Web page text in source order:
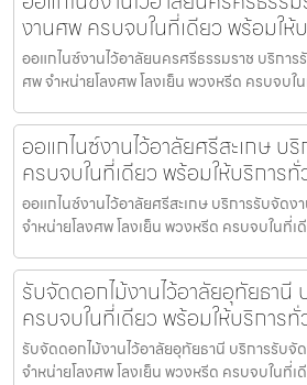
งานศพ ครบจบในที่เดียว พร้อมให้
ออแกไนซ์งานไว้อาลัยนครศรีธรรมราช บริกา
ศพ จำหน่ายโลงศพ โลงเย็น พวงหรีด ครบจบใ
ออแกไนซ์งานไว้อาลัยศรีสะเกษ บ
ครบจบในที่เดียว พร้อมให้บริการทั่
ออแกไนซ์งานไว้อาลัยศรีสะเกษ บริการรับจัด
จำหน่ายโลงศพ โลงเย็น พวงหรีด ครบจบในที่เ
รับจัดดอกไม้งานไว้อาลัยอุทัยธา
ครบจบในที่เดียว พร้อมให้บริการทั่
รับจัดดอกไม้งานไว้อาลัยอุทัยธานี บริการรับ
จำหน่ายโลงศพ โลงเย็น พวงหรีด ครบจบในที่เ